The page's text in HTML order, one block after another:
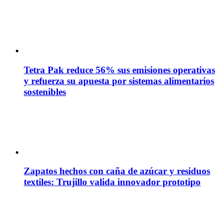
Tetra Pak reduce 56% sus emisiones operativas
y refuerza su apuesta por sistemas alimentarios
sostenibles
Zapatos hechos con caña de azúcar y residuos
textiles: Trujillo valida innovador prototipo